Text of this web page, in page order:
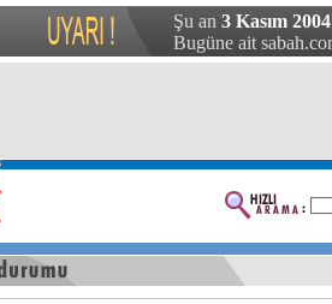
Şu an 3 Kasım
Bugüne ait